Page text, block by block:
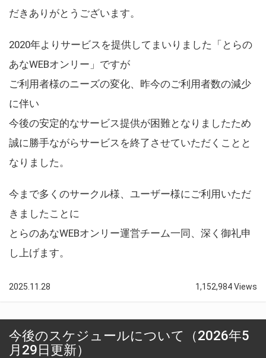
だきありがとうございます。
2020年よりサービスを提供してまいりました「とらの
あなWEBオンリー」ですが
ご利用者様のニーズの変化、昨今のご利用者数の減少
に伴い
今後の安定的なサービス提供が困難となりましたため
誠に勝手ながらサービスを終了させていただくことと
なりました。
今まで多くのサークル様、ユーザー様にご利用いただ
きましたことに
とらのあなWEBオンリー運営チーム一同、深く御礼申
し上げます。
2025.11.28 1,152,984 Views
今後のスケジュールについて（2026年5
月29日更新）